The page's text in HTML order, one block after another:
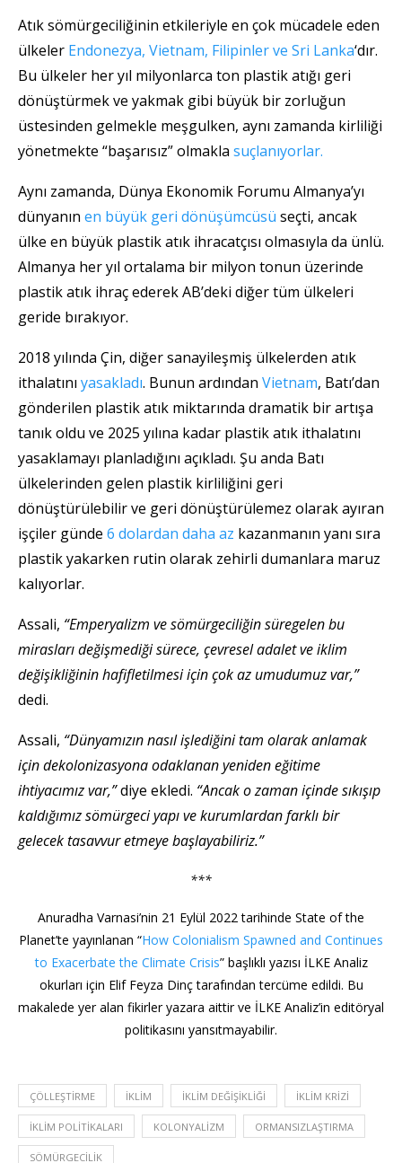
Atık sömürgeciliğinin etkileriyle en çok mücadele eden
ülkeler Endonezya, Vietnam, Filipinler ve Sri Lanka‘dır.
Bu ülkeler her yıl milyonlarca ton plastik atığı geri
dönüştürmek ve yakmak gibi büyük bir zorluğun
üstesinden gelmekle meşgulken, aynı zamanda kirliliği
yönetmekte “başarısız” olmakla suçlanıyorlar.
Aynı zamanda, Dünya Ekonomik Forumu Almanya’yı
dünyanın en büyük geri dönüşümcüsü seçti, ancak
ülke en büyük plastik atık ihracatçısı olmasıyla da ünlü.
Almanya her yıl ortalama bir milyon tonun üzerinde
plastik atık ihraç ederek AB’deki diğer tüm ülkeleri
geride bırakıyor.
2018 yılında Çin, diğer sanayileşmiş ülkelerden atık
ithalatını yasakladı. Bunun ardından Vietnam, Batı’dan
gönderilen plastik atık miktarında dramatik bir artışa
tanık oldu ve 2025 yılına kadar plastik atık ithalatını
yasaklamayı planladığını açıkladı. Şu anda Batı
ülkelerinden gelen plastik kirliliğini geri
dönüştürülebilir ve geri dönüştürülemez olarak ayıran
işçiler günde 6 dolardan daha az kazanmanın yanı sıra
plastik yakarken rutin olarak zehirli dumanlara maruz
kalıyorlar.
Assali, “Emperyalizm ve sömürgeciliğin süregelen bu
mirasları değişmediği sürece, çevresel adalet ve iklim
değişikliğinin hafifletilmesi için çok az umudumuz var,”
dedi.
Assali, “Dünyamızın nasıl işlediğini tam olarak anlamak
için dekolonizasyona odaklanan yeniden eğitime
ihtiyacımız var,”diye ekledi. “Ancak o zaman içinde sıkışıp
kaldığımız sömürgeci yapı ve kurumlardan farklı bir
gelecek tasavvur etmeye başlayabiliriz.”
***
Anuradha Varnasi’nin 21 Eylül 2022 tarihinde State of the
Planet’te yayınlanan “How Colonialism Spawned and Continues
to Exacerbate the Climate Crisis” başlıklı yazısı İLKE Analiz
okurları için Elif Feyza Dinç tarafından tercüme edildi. Bu
makalede yer alan fikirler yazara aittir ve İLKE Analiz’in editöryal
politikasını yansıtmayabilir.
ÇÖLLEŞTIRME IKLIM İKLIM DEĞIŞIKLIĞI İKLIM KRIZI
İKLIM POLITIKALARI KOLONYALIZM ORMANSIZLAŞTIRMA
SÖMÜRGECILIK